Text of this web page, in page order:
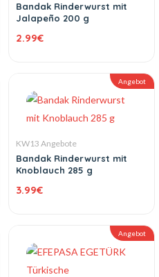
Bandak Rinderwurst mit
Jalapeño 200 g
2.99€
Angebot
KW13 Angebote
Bandak Rinderwurst mit
Knoblauch 285 g
3.99€
Angebot